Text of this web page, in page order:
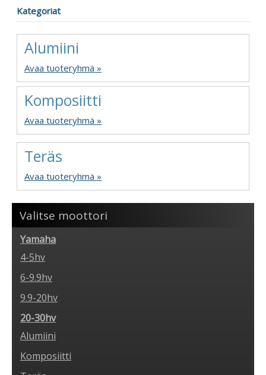
Kategoriat
Alumiini
Avaa tuoteryhmä »
Komposiitti
Avaa tuoteryhmä »
Teräs
Avaa tuoteryhmä »
Valitse moottori
Yamaha
4-5hv
6-9.9hv
9.9-20hv
20-30hv
Alumiini
Komposiitti